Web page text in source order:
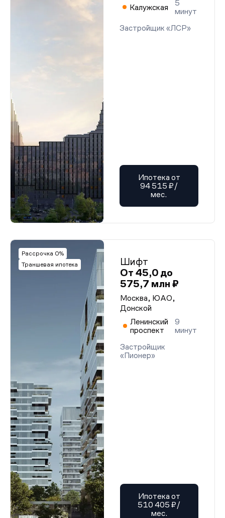
Калужская
5
минут
Застройщик «ЛСР»
Ипотека от
94 515 ₽/
мес.
Рассрочка 0%
Траншевая ипотека
Шифт
От 45,0 до
575,7 млн ₽
Москва, ЮАО,
Донской
Ленинский
проспект
9
минут
Застройщик
«Пионер»
Ипотека от
510 405 ₽/
мес.